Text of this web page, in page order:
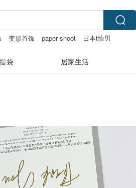
变形首饰 paper shoot 日本t恤男
袋 居家生活